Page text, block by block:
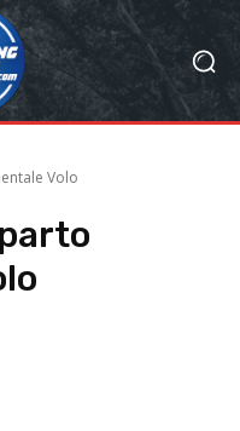
Volo